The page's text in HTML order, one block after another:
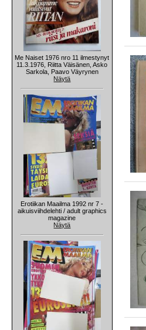
Me Naiset 1976 nro 11 ilmestynyt
11.3.1976, Riitta Väisänen, Asko
Sarkola, Paavo Väyrynen
Näytä
Erotiikan Maailma 1992 nr 7 -
aikuisviihdelehti / adult graphics
magazine
Näytä